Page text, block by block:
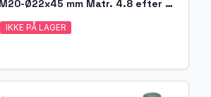
ID Gevindbøs M20-Ø22x45 mm Matr. 4.8 efter EN ISO 13918
IKKE PÅ LAGER